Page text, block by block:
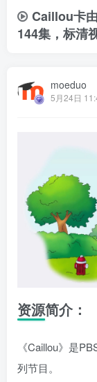
Caillou卡
144集，标清
moeduo
5月24日
资源简介：
《Caillou》是
列节目。